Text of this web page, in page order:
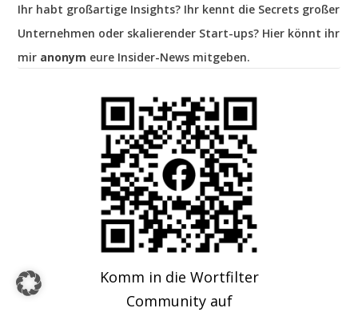
Ihr habt großartige Insights? Ihr kennt die Secrets großer
Unternehmen oder skalierender Start-ups? Hier könnt ihr
mir anonym eure Insider-News mitgeben.
Komm in die Wortfilter
Community auf